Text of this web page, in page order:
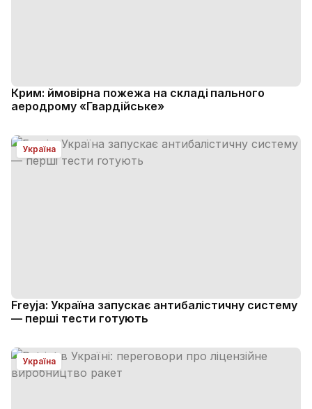
Крим: ймовірна пожежа на складі пального
аеродрому «Гвардійське»
Україна
Freyja: Україна запускає антибалістичну систему
— перші тести готують
Україна